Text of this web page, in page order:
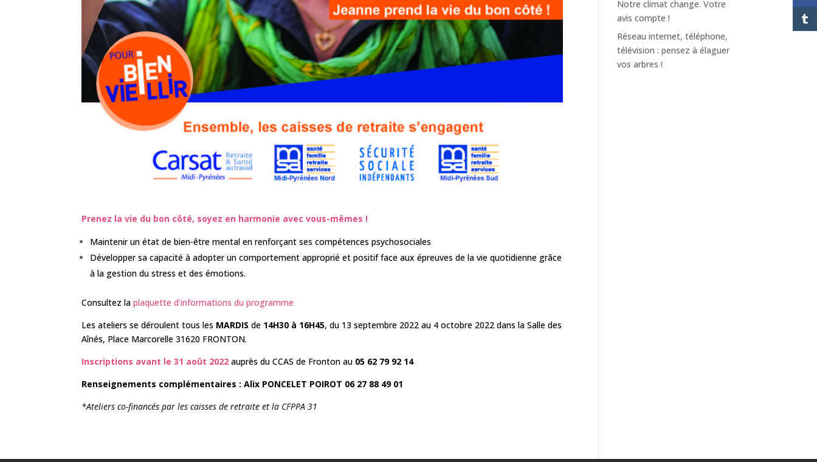
Prenez la vie du bon côté, soyez en harmonie avec vous-mêmes !
Maintenir un état de bien-être mental en renforçant ses compétences psychosociales
Développer sa capacité à adopter un comportement approprié et positif face aux épreuves de la vie quotidienne grâce
à la gestion du stress et des émotions.
Consultez laplaquette d’informations du programme
Les ateliers se déroulent tous les MARDIS de 14H30 à 16H45, du 13 septembre 2022 au 4 octobre 2022 dans la Salle des
Aînés, Place Marcorelle 31620 FRONTON.
Inscriptions avant le 31 août 2022 auprès du CCAS de Fronton au 05 62 79 92 14
Renseignements complémentaires :Alix PONCELET POIROT 06 27 88 49 01
*Ateliers co-financés par les caisses de retraite et la CFPPA 31
Notre climat change. Votre
avis compte !
Réseau internet, téléphone,
télévision : pensez à élaguer
vos arbres !